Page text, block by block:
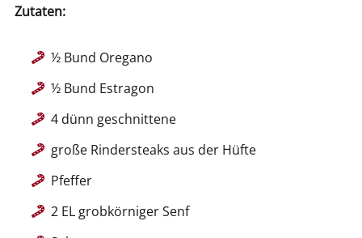
Zutaten:
½ Bund Oregano
½ Bund Estragon
4 dünn geschnittene
große Rindersteaks aus der Hüfte
Pfeffer
2 EL grobkörniger Senf